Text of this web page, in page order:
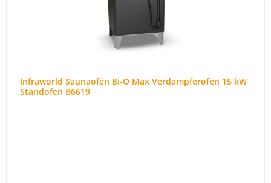
Infraworld Saunaofen Bi-O Max Verdampferofen 15 kW
Standofen B6619